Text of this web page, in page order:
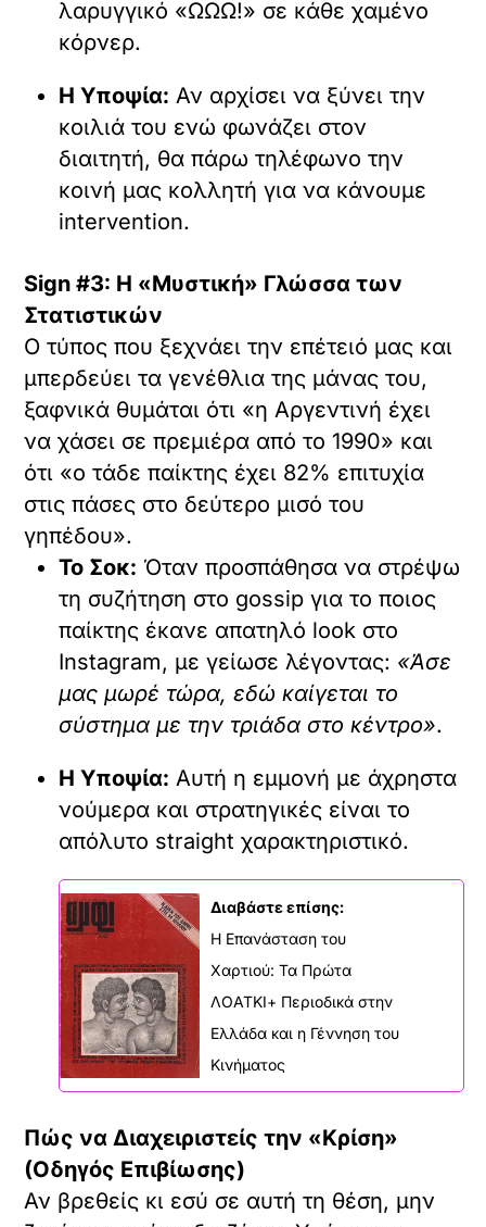
λαρυγγικό «ΩΩΩ!» σε κάθε χαμένο
κόρνερ.
Η Υποψία: Αν αρχίσει να ξύνει την
κοιλιά του ενώ φωνάζει στον
διαιτητή, θα πάρω τηλέφωνο την
κοινή μας κολλητή για να κάνουμε
intervention.
Sign #3: Η «Μυστική» Γλώσσα των
Στατιστικών
Ο τύπος που ξεχνάει την επέτειό μας και
μπερδεύει τα γενέθλια της μάνας του,
ξαφνικά θυμάται ότι «η Αργεντινή έχει
να χάσει σε πρεμιέρα από το 1990» και
ότι «ο τάδε παίκτης έχει 82% επιτυχία
στις πάσες στο δεύτερο μισό του
γηπέδου».
Το Σοκ: Όταν προσπάθησα να στρέψω
τη συζήτηση στο gossip για το ποιος
παίκτης έκανε απατηλό look στο
Instagram, με γείωσε λέγοντας: «Άσε
μας μωρέ τώρα, εδώ καίγεται το
σύστημα με την τριάδα στο κέντρο».
Η Υποψία: Αυτή η εμμονή με άχρηστα
νούμερα και στρατηγικές είναι το
απόλυτο straight χαρακτηριστικό.
Διαβάστε επίσης:
Η Επανάσταση του
Χαρτιού: Τα Πρώτα
ΛΟΑΤΚΙ+ Περιοδικά στην
Ελλάδα και η Γέννηση του
Κινήματος
Πώς να Διαχειριστείς την «Κρίση»
(Οδηγός Επιβίωσης)
Αν βρεθείς κι εσύ σε αυτή τη θέση, μην